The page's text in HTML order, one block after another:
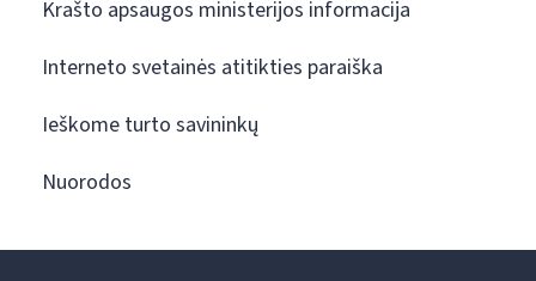
Krašto apsaugos ministerijos informacija
Interneto svetainės atitikties paraiška
Ieškome turto savininkų
Nuorodos